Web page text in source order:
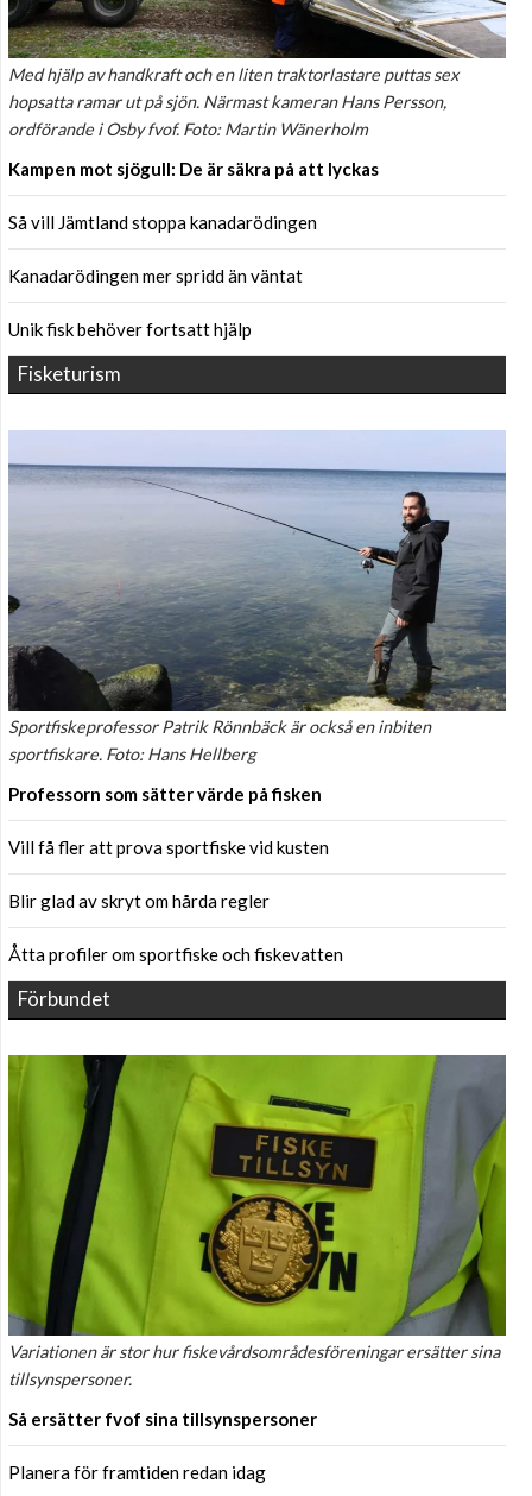
Med hjälp av handkraft och en liten traktorlastare puttas sex
hopsatta ramar ut på sjön. Närmast kameran Hans Persson,
ordförande i Osby fvof. Foto: Martin Wänerholm
Kampen mot sjögull: De är säkra på att lyckas
Så vill Jämtland stoppa kanadarödingen
Kanadarödingen mer spridd än väntat
Unik fisk behöver fortsatt hjälp
Fisketurism
Sportfiskeprofessor Patrik Rönnbäck är också en inbiten
sportfiskare. Foto: Hans Hellberg
Professorn som sätter värde på fisken
Vill få fler att prova sportfiske vid kusten
Blir glad av skryt om hårda regler
Åtta profiler om sportfiske och fiskevatten
Förbundet
Variationen är stor hur fiskevårdsområdesföreningar ersätter sina
tillsynspersoner.
Så ersätter fvof sina tillsynspersoner
Planera för framtiden redan idag